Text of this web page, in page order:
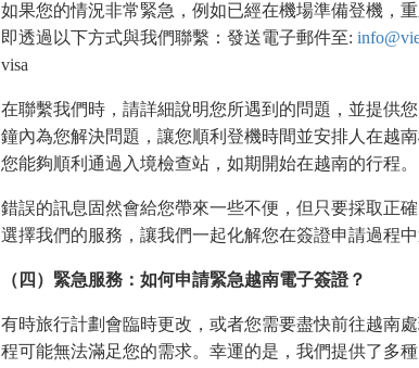
如果您的情況非常緊急，例如已經在機場準備登機，
即透過以下方式與我們聯繫：發送電子郵件至:
visa
在聯繫我們時，請詳細說明您所遇到的問題，並提供
鐘內為您解決問題，讓您順利登機時間並安排人在越
您能夠順利通過入境檢查站，如期開始在越南的行程。
錯誤的訊息固然會給您帶來一些不便，但只要採取正
選擇我們的服務，讓我們一起化解您在簽證申請過程
（四）緊急服務：如何申請緊急越南電子簽證？
有時旅行計劃會臨時更改，或者您需要盡快前往越南
程可能無法滿足您的需求。幸運的是，我們提供了多